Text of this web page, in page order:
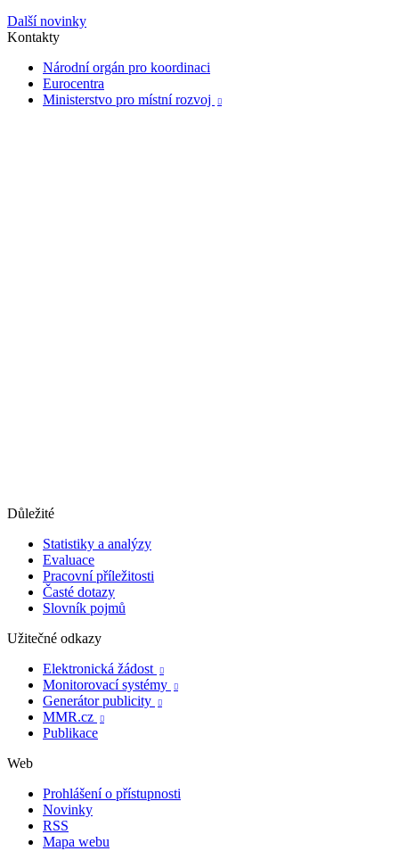
Další novinky
Kontakty
Národní orgán pro koordinaci
Eurocentra
Ministerstvo pro místní rozvoj

Důležité
Statistiky a analýzy
Evaluace
Pracovní příležitosti
Časté dotazy
Slovník pojmů
Užitečné odkazy
Elektronická žádost

Monitorovací systémy 
Generátor publicity 
MMR.cz 
Publikace
Web
Prohlášení o přístupnosti
Novinky
RSS
Mapa webu